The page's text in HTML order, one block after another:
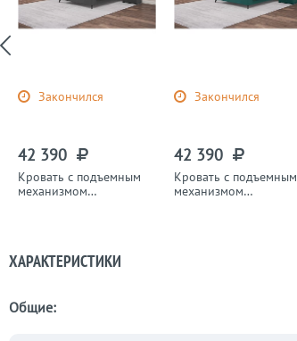
ХАРАКТЕРИСТИКИ
Общие:
Закончился
42 390
Кровать с подъемным
механизмом
Закончился
42 390
Кровать с подъемным
механизмом